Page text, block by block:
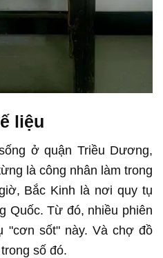
liệu
ở quận Triều Dương,
là công nhân làm trong
Bắc Kinh là nơi quy tụ
Quốc. Từ đó, nhiều phiên
"cơn sốt" này. Và chợ đồ
số đó.